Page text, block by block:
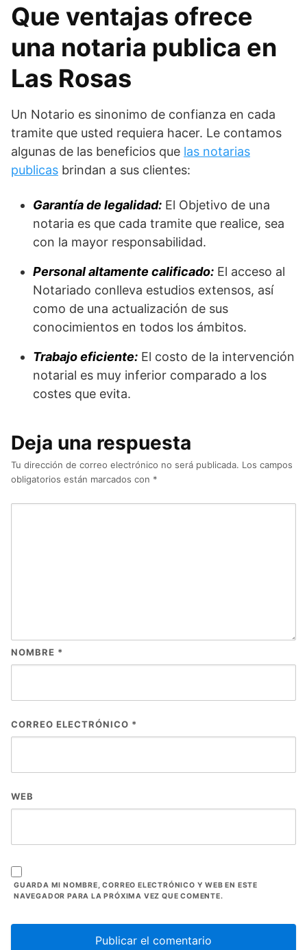
Que ventajas ofrece
una notaria publica en
Las Rosas
Un Notario es sinonimo de confianza en cada
tramite que usted requiera hacer. Le contamos
algunas de las beneficios que las notarias
publicas brindan a sus clientes:
Garantía de legalidad: El Objetivo de una
notaria es que cada tramite que realice, sea
con la mayor responsabilidad.
Personal altamente calificado: El acceso al
Notariado conlleva estudios extensos, así
como de una actualización de sus
conocimientos en todos los ámbitos.
Trabajo eficiente: El costo de la intervención
notarial es muy inferior comparado a los
costes que evita.
Deja una respuesta
Tu dirección de correo electrónico no será publicada. Los campos
obligatorios están marcados con *
NOMBRE *
CORREO ELECTRÓNICO *
WEB
GUARDA MI NOMBRE, CORREO ELECTRÓNICO Y WEB EN ESTE
NAVEGADOR PARA LA PRÓXIMA VEZ QUE COMENTE.